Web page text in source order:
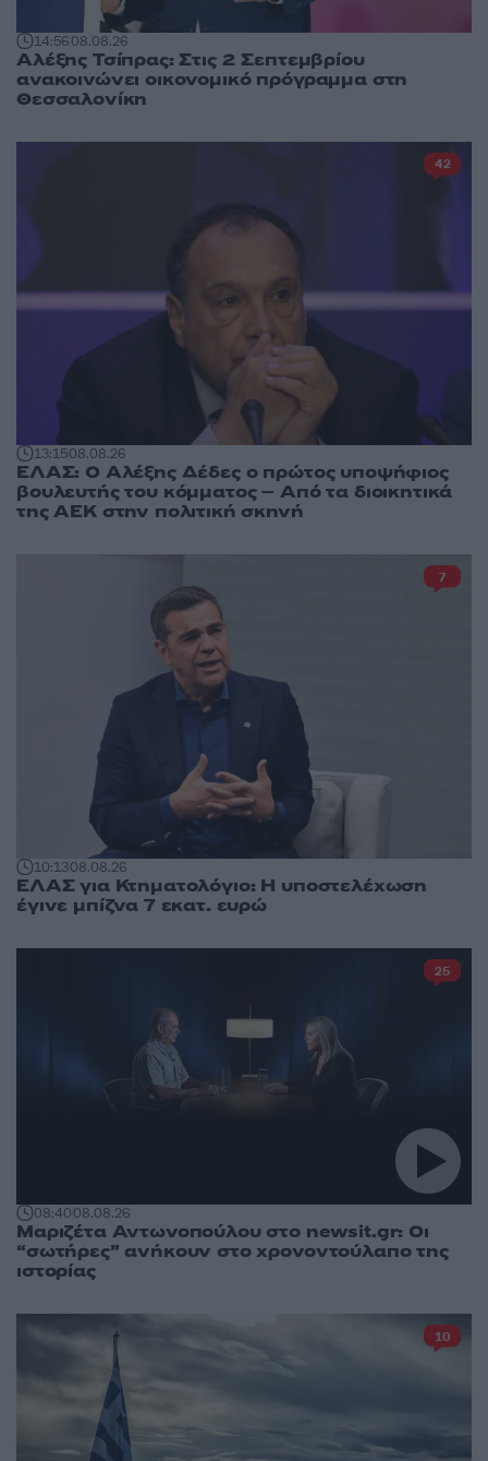
14:5608.08.26
Αλέξης Τσίπρας: Στις 2 Σεπτεμβρίου
ανακοινώνει οικονομικό πρόγραμμα στη
Θεσσαλονίκη
13:1508.08.26
ΕΛΑΣ: Ο Αλέξης Δέδες ο πρώτος υποψήφιος
βουλευτής του κόμματος – Από τα διοικητικά
της ΑΕΚ στην πολιτική σκηνή
42
10:1308.08.26
ΕΛΑΣ για Κτηματολόγιο: Η υποστελέχωση
έγινε μπίζνα 7 εκατ. ευρώ
7
08:4008.08.26
Μαριζέτα Αντωνοπούλου στο newsit.gr: Οι
“σωτήρες” ανήκουν στο χρονοντούλαπο της
ιστορίας
25
10